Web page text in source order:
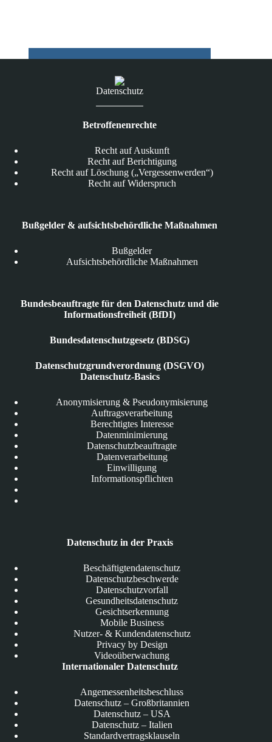
Datenschutz
Betroffenenrechte
Recht auf Auskunft
Recht auf Berichtigung
Recht auf Löschung („Vergessenwerden“)
Recht auf Widerspruch
Bußgelder & aufsichtsbehördliche Maßnahmen
Bußgelder
Aufsichtsbehördliche Maßnahmen
Bundesbeauftragte für den Datenschutz und die
Informationsfreiheit (BfDI)
Bundesdatenschutzgesetz (BDSG)
Datenschutzgrundverordnung (DSGVO)
Datenschutz-Basics
Anonymisierung & Pseudonymisierung
Auftragsverarbeitung
Berechtigtes Interesse
Datenminimierung
Datenschutzbeauftragte
Datenverarbeitung
Einwilligung
Informationspflichten
Datenschutz in der Praxis
Beschäftigtendatenschutz
Datenschutzbeschwerde
Datenschutzvorfall
Gesundheitsdatenschutz
Gesichtserkennung
Mobile Business
Nutzer- & Kundendatenschutz
Privacy by Design
Videoüberwachung
Internationaler Datenschutz
Angemessenheitsbeschluss
Datenschutz – Großbritannien
Datenschutz – USA
Datenschutz – Italien
Standardvertragsklauseln